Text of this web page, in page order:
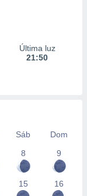
Última luz
21:50
Sáb
Dom
8 9
15 16